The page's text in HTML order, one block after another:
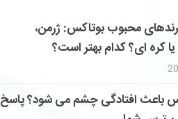
محبوب بوتاکس: ژرمن،
یا کره ای؟ کدام بهتر است؟
باعث افتادگی چشم می شود؟ پاسخ